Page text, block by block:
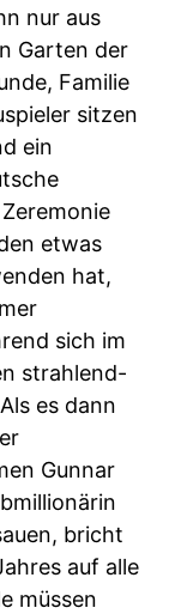
nur aus
Garten der
Familie
sitzen
ein
etwas
hat,
sich im
strahlend-
es dann
Gunnar
bricht
auf alle
müssen